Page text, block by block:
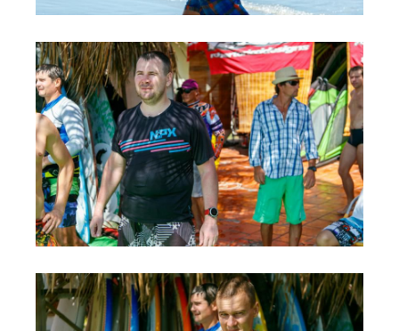
Ветратория.Дахаб
Ветратория Россия
Ветратория.Вьетнам
Цены
Обучение Виндсерфингу
Прокат виндсерфинга и винг фойла
Классический серфинг и SUP
Продажа оборудования
Обучение кайтсерфингу
Система скидок